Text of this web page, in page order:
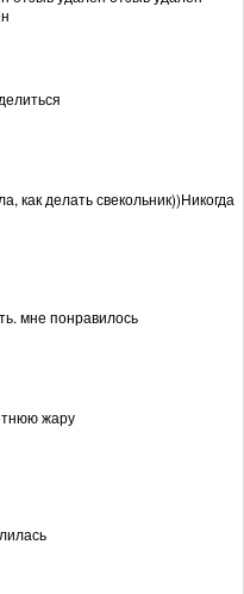
как делать свекольник))Никогда
мне понравилось
жару